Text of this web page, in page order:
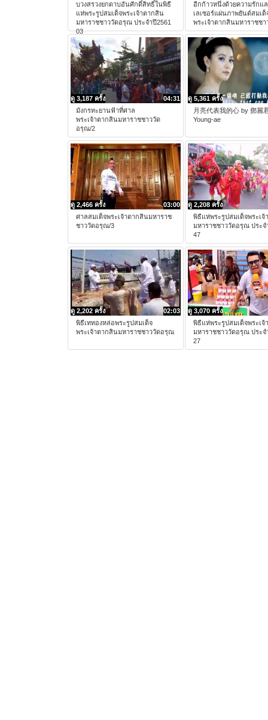
บวงสรวงยกดาบอันศักดิ์สิทธิ์ในพิธี
แห่พระรูปสมเด็จพระเจ้าตากสิน
มหาราชชาววัดอรุณ ประจำปี2561
03
อีกก้าวหนึ่งด้วยความรักแ
เลเซอร์แผ่นภาพยันต์สมเด็
พระเจ้าตากสินมหาราชช
04:31
ดู 3,187 ครั้ง
มังกรทะยานฟ้าที่ศาล
พระเจ้าตากสินมหาราชชาววัด
อรุณ/2
ดู 5,361 ครั้ง
月亮代表我的心 by 鄧麗
Young-ae
03:00
ดู 2,466 ครั้ง
ศาลสมเด็จพระเจ้าตากสินมหาราช
ชาววัดอรุณ/3
ดู 2,208 ครั้ง
พิธีแห่พระรูปสมเด็จพระเจ้
มหาราชชาววัดอรุณ ประจ
47
02:03
ดู 2,202 ครั้ง
พิธีเททองหล่อพระรูปสมเด็จ
พระเจ้าตากสินมหาราชชาววัดอรุณ
ดู 3,070 ครั้ง
พิธีแห่พระรูปสมเด็จพระเจ้
มหาราชชาววัดอรุณ ประจ
27